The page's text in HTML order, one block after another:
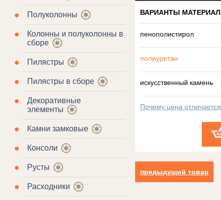
Полуколонны
Колонны и полуколонны в
сборе
Пилястры
Пилястры в сборе
Декоративные
элементы
Камни замковые
Консоли
Русты
Расходники
ВАРИАНТЫ
пенополистирол
полиуретан
искусственный камень
Почему цена
предыдущий товар